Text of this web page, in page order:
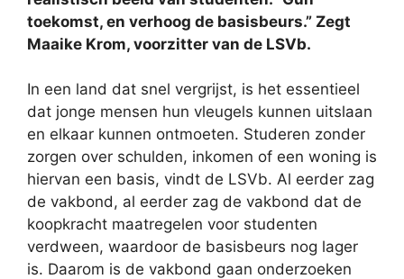
toekomst, en verhoog de basisbeurs.” Zegt
Maaike Krom, voorzitter van de LSVb.
In een land dat snel vergrijst, is het essentieel
dat jonge mensen hun vleugels kunnen uitslaan
en elkaar kunnen ontmoeten. Studeren zonder
zorgen over schulden, inkomen of een woning is
hiervan een basis, vindt de LSVb. Al eerder zag
de vakbond, al eerder zag de vakbond dat de
koopkracht maatregelen voor studenten
verdween, waardoor de basisbeurs nog lager
is. Daarom is de vakbond gaan onderzoeken